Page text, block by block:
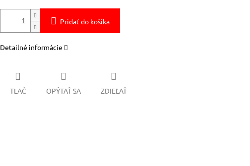
Pridať do košíka
Detailné informácie
TLAČ OPÝTAŤ SA ZDIEĽAŤ